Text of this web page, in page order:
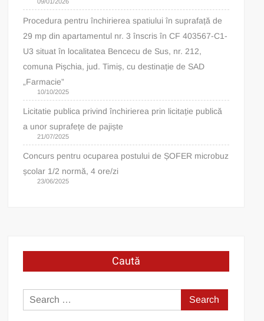
Procedura pentru închirierea spatiului în suprafață de
29 mp din apartamentul nr. 3 înscris în CF 403567-C1-
U3 situat în localitatea Bencecu de Sus, nr. 212,
comuna Pișchia, jud. Timiș, cu destinație de SAD
„Farmacie”
10/10/2025
Licitatie publica privind închirierea prin licitație publică
a unor suprafețe de pajiște
21/07/2025
Concurs pentru ocuparea postului de ȘOFER microbuz
școlar 1/2 normă, 4 ore/zi
23/06/2025
Caută
Search
for: